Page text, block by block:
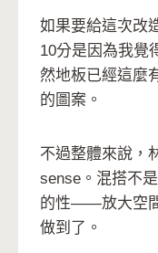
如果要給這次改
10分是因為我
然地板已經這麼
的圖案。
不過整體來說，
sense。混搭不
的性——放大空
做到了。